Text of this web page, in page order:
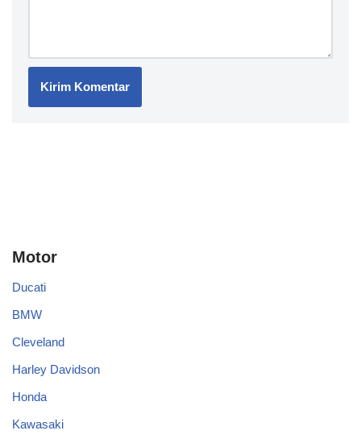
Motor
Ducati
BMW
Cleveland
Harley Davidson
Honda
Kawasaki